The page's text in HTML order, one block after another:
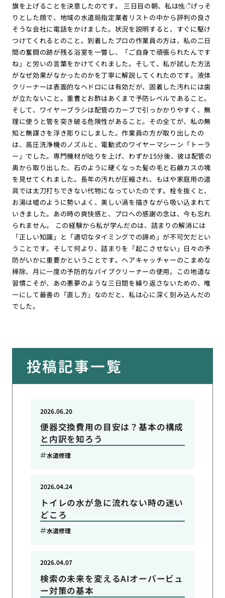
旗を上げることを決意したのです。 三日目の朝、私は憔ेंげっそ
りとした顔で、地域の水道局指定業者リストの中から評判の良さ
そうな会社に電話をかけました。状況を説明すると、すぐに駆け
つけてくれるとのこと。到着したプロの作業員の方は、私の二日
間の奮闘の跡が残る浴室を一瞥し、「ご自身で頑張られたんです
ね」と労いの言葉をかけてくれました。そして、私が試した方法
がなぜ効果がなかったのかを丁寧に解説してくれたのです。液体
クリーナーは表面的なヘドロには有効だが、固着した汚れには歯
が立たないこと。重曹とお酢はあくまで予防レベルであること。
そして、ワイヤーブラシは配管のカーブで引っかかりやすく、無
理に使うと管を突き破る危険性があること。その全てが、私の無
知と無謀さを浮き彫りにしました。作業員の方が取り出したの
は、高圧洗浄機のノズルと、電動式のワイヤーマシーン「トーラ
ー」でした。専門機材が唸りを上げ、わずか15分後、彼は配管の
奥から取り出した、石のように硬くなった髪の毛と石鹸カスの塊
を見せてくれました。長年の汚れが圧縮され、もはや家庭用の道
具では太刀打ちできない代物になっていたのです。栓を抜くと、
お湯は嘘のように勢いよく、美しい渦を描きながら吸い込まれて
いきました。あの時の爽快感と、プロへの感謝の念は、今も忘れ
られません。 この経験から私が学んだのは、詰まりの解消には
「正しい知識」と「適切なタイミングでの諦め」が不可欠だとい
うことです。そして何より、詰まりを「起こさせない」日々の予
防がいかに重要かということです。ヘアキャッチャーのこまめな
掃除、月に一度の予防的なパイプクリーナーの使用。この地道な
習慣こそが、あの悪夢のような三日間を繰り返さないための、唯
一にして最善の「直し方」なのだと、私は心に深く刻み込んだの
でした。
投稿記事一覧
便器交換費用の目安は？基本の構成
と内訳を知ろう
2026.06.20
水道修理
トイレの水が急に流れない時の迷い
どころ
2026.04.24
水道修理
検索の未来を変えるAIオーバービュ
ー対策の基本
2026.04.07